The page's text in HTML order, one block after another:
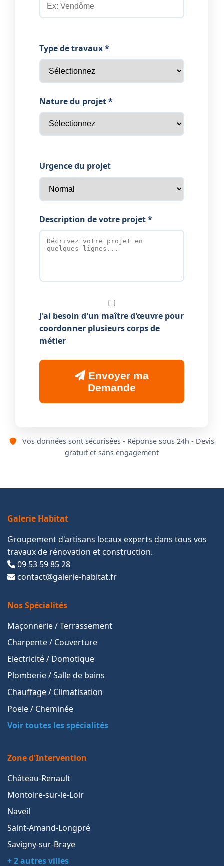
Type de travaux *
Nature du projet *
Urgence du projet
Description de votre projet *
J'ai besoin d'un maître d'œuvre pour
coordonner plusieurs corps de
métier
Envoyer ma
Demande
Vos données sont sécurisées - Réponse sous 24h - Devis
gratuit et sans engagement
Galerie Habitat
Groupement d'artisans locaux experts dans tous vos
travaux de rénovation et construction.
09 53 59 85 28
contact@galerie-habitat.fr
Nos Spécialités
Maçonnerie / Terrassement
Charpente / Couverture
Electricité / Domotique
Plomberie / Salle de bains
Chauffage / Climatisation
Poele / Cheminée
Voir toutes les spécialités
Zone d'Intervention
Château-Renault
Montoire-sur-le-Loir
Naveil
Saint-Amand-Longpré
Savigny-sur-Braye
+ 2 autres villes